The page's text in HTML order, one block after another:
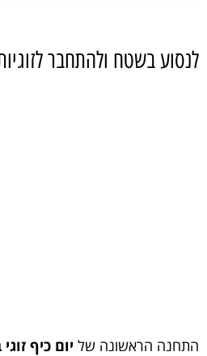
לנסוע בשטח ולהתחבר
התחנה הראשונה של יום כיף